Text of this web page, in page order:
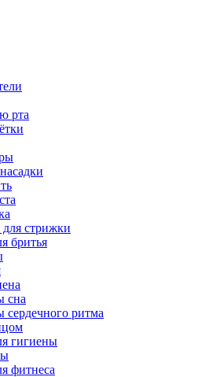
рта
стрижки
бритья
сна
ритма
гигиены
фитнеса